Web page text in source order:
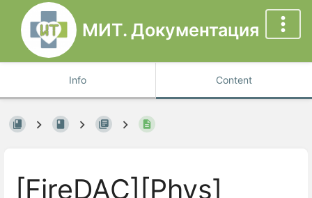
МИТ. Документация
Info Content
[FireDAC][Phys]